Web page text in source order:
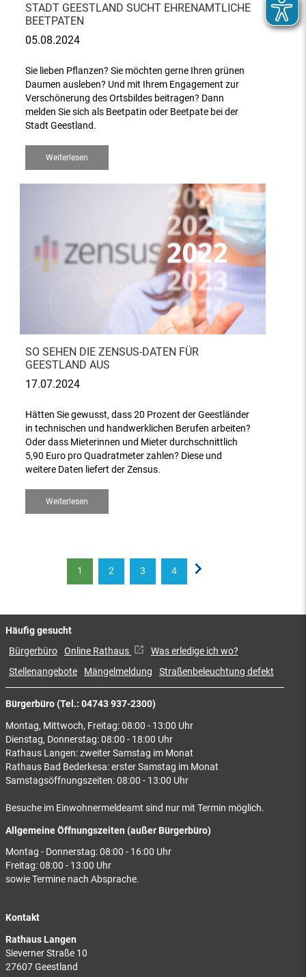
STADT GEESTLAND SUCHT EHRENAMTLICHE
BEETPATEN
05.08.2024
Sie lieben Pflanzen? Sie möchten gerne Ihren grünen
Daumen ausleben? Und mit Ihrem Engagement zur
Verschönerung des Ortsbildes beitragen? Dann
melden Sie sich als Beetpatin oder Beetpate bei der
Stadt Geestland.
Weiterlesen
SO SEHEN DIE ZENSUS-DATEN FÜR
GEESTLAND AUS
17.07.2024
Hätten Sie gewusst, dass 20 Prozent der Geestländer
in technischen und handwerklichen Berufen arbeiten?
Oder dass Mieterinnen und Mieter durchschnittlich
5,90 Euro pro Quadratmeter zahlen? Diese und
weitere Daten liefert der Zensus.
Weiterlesen
1 2 3 4
Bürgerbüro (Tel.: 04743 937-2300)
Montag, Mittwoch, Freitag: 08:00 - 13:00 Uhr
Dienstag, Donnerstag: 08:00 - 18:00 Uhr
Rathaus Langen: zweiter Samstag im Monat
Rathaus Bad Bederkesa: erster Samstag im Monat
Samstagsöffnungszeiten: 08:00 - 13:00 Uhr
Besuche im Einwohnermeldeamt sind nur mit Termin möglich.
Allgemeine Öffnungszeiten (außer Bürgerbüro)
Montag - Donnerstag: 08:00 - 16:00 Uhr
Freitag: 08:00 - 13:00 Uhr
sowie Termine nach Absprache.
Kontakt
Rathaus Langen
Sieverner Straße 10
27607 Geestland
Häufig gesucht
Bürgerbüro Online Rathaus
Was erledige ich wo?
Stellenangebote
Mängelmeldung Straßenbeleuchtung defekt